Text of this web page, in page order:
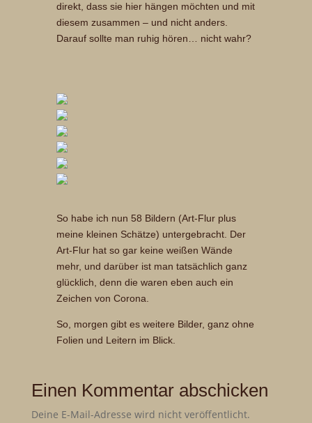
direkt, dass sie hier hängen möchten und mit
diesem zusammen – und nicht anders.
Darauf sollte man ruhig hören… nicht wahr?
So habe ich nun 58 Bildern (Art-Flur plus
meine kleinen Schätze) untergebracht. Der
Art-Flur hat so gar keine weißen Wände
mehr, und darüber ist man tatsächlich ganz
glücklich, denn die waren eben auch ein
Zeichen von Corona.
So, morgen gibt es weitere Bilder, ganz ohne
Folien und Leitern im Blick.
Einen Kommentar abschicken
Deine E-Mail-Adresse wird nicht veröffentlicht.